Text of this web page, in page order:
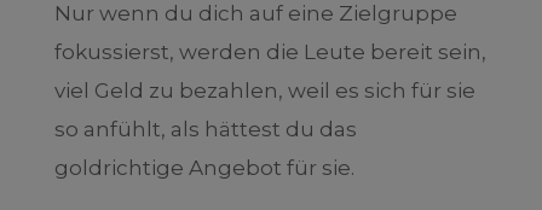
Nur wenn du dich auf eine Zielgruppe
fokussierst, werden die Leute bereit sein,
viel Geld zu bezahlen, weil es sich für sie
so anfühlt, als hättest du das
goldrichtige Angebot für sie.